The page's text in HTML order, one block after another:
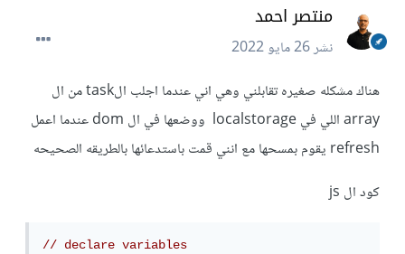
منتصر احمد
نشر26 مايو 2022
هناك مشكله صغيره تقابلني وهي اني عندما اجلب الtask من ال
array اللي في localstorage ووضعها في ال dom عندما اعمل
refresh يقوم بمسحها مع انني قمت باستدعائها بالطريقه الصحيحه
كود ال js
// declare variables